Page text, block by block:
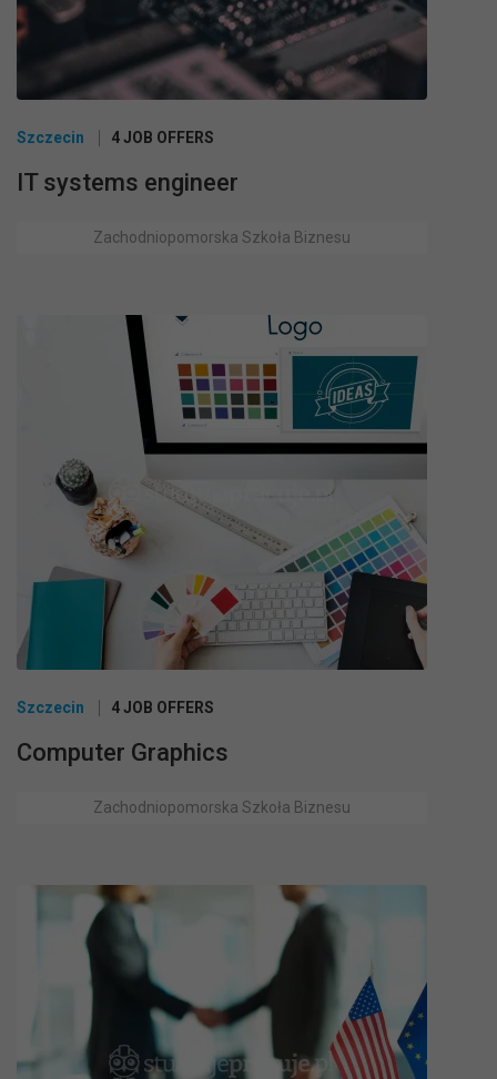
Szczecin 4 JOB OFFERS
IT systems engineer
Zachodniopomorska Szkoła Biznesu
Szczecin 4 JOB OFFERS
Computer Graphics
Zachodniopomorska Szkoła Biznesu